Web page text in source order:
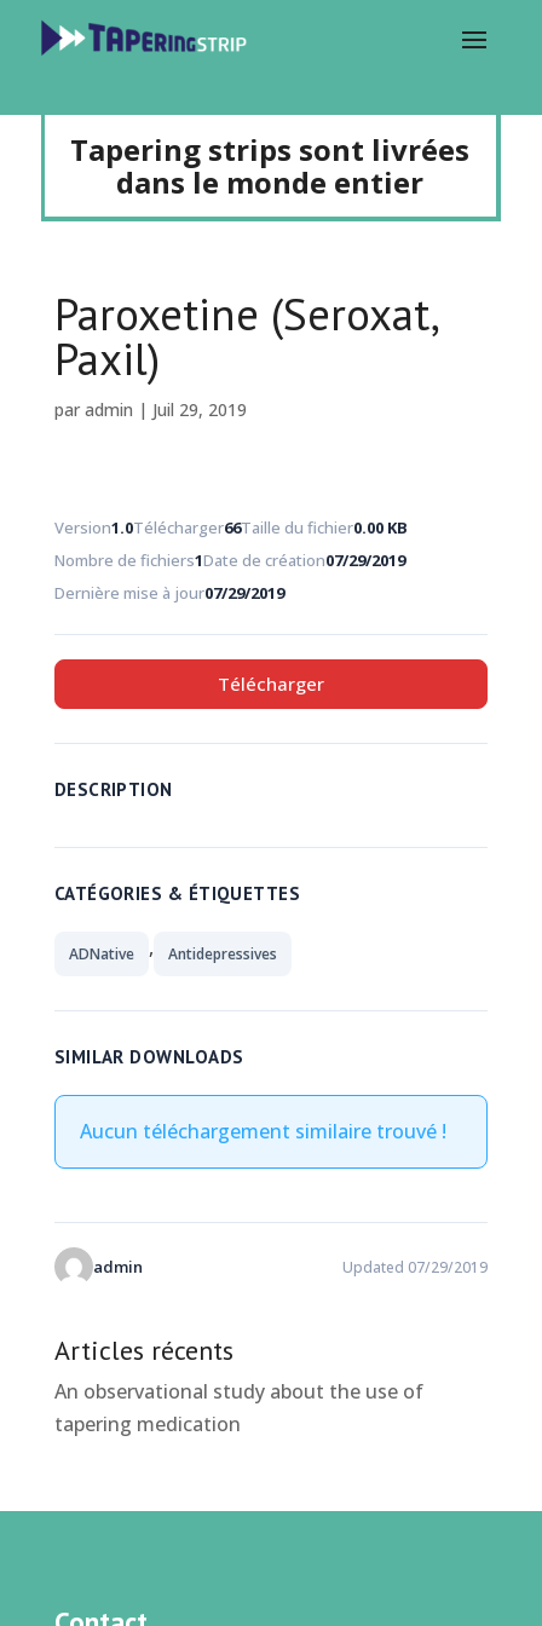
Tapering strips sont livrées
dans le monde entier
Paroxetine (Seroxat,
Paxil)
par admin | Juil 29, 2019
Version1.0Télécharger66Taille du fichier0.00 KB
Nombre de fichiers1Date de création07/29/2019
Dernière mise à jour07/29/2019
Télécharger
DESCRIPTION
CATÉGORIES & ÉTIQUETTES
ADNative , Antidepressives
SIMILAR DOWNLOADS
Aucun téléchargement similaire trouvé !
admin Updated 07/29/2019
Articles récents
An observational study about the use of
tapering medication